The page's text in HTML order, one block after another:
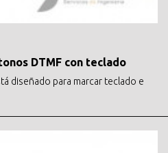
DTMF con teclado
diseñado para marcar teclado e